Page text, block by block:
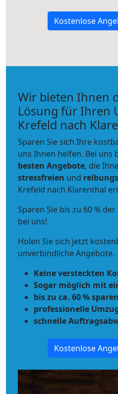
Kostenlose
Wir bieten Ihnen
Lösung für Ihren
Krefeld nach
Sparen Sie sich Ihre
uns Ihnen helfen. Bei uns
besten Angebote, die
stressfreien und
Krefeld nach Klarenthal
Sparen Sie bis zu 60 %
bei uns!
Holen Sie sich jetzt
unverbindliche Angebote.
Keine versteckten
Sogar möglich mit
bis zu ca. 60 % sparen
professionelle
schnelle
Kostenlose